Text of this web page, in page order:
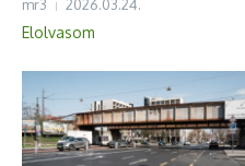
mr3 2026.03.24.
Elolvasom